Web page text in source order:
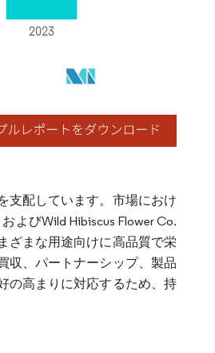
支配しています。市場におけ
よびWild Hibiscus Flower Co.
ざまな用途向けに高品質で栄
収、パートナーシップ、製品
の高まりに対応するため、持